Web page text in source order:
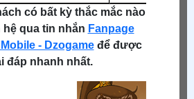
có bất kỳ thắc mắc nào
hệ qua tin nhắn Fanpage
- Dzogameđể được
đáp nhanh nhất.